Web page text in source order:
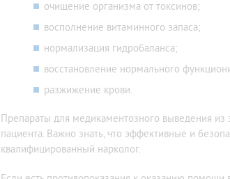
очищение организма от токсинов;
восполнение витаминного запаса;
нормализация гидробаланса;
восстановление нормального
разжижение крови.
Препараты для медикаментозного выведения из
пациента. Важно знать, что эффективные и
квалифицированный нарколог.